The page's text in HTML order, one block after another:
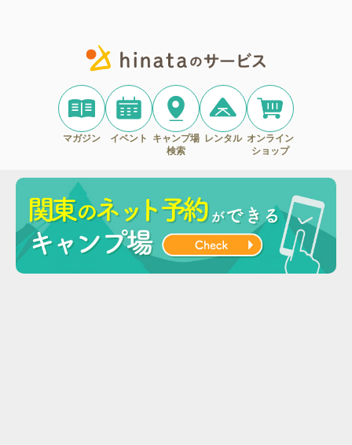
マガジン イベント
キャンプ場
検索
レンタル オンライン
ショップ